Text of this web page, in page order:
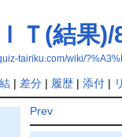
Ｔ(結果)/
tairiku.com/wiki/
| 差分| 履歴| 添付|
Prev